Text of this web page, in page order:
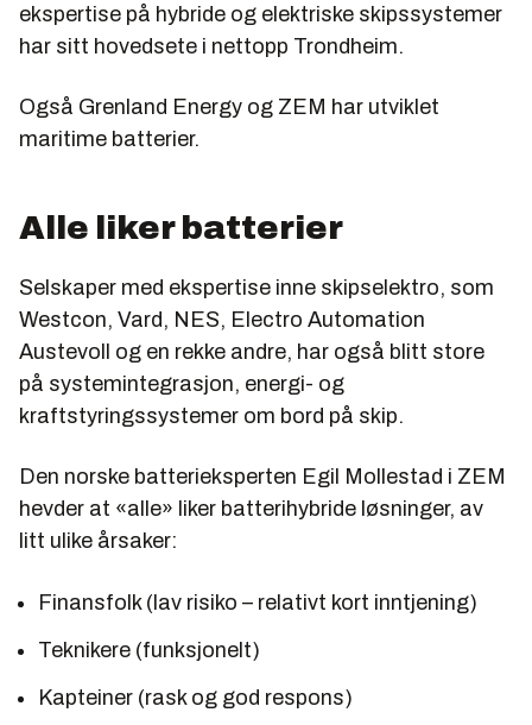
ekspertise på hybride og elektriske skipssystemer
har sitt hovedsete i nettopp Trondheim.
Også Grenland Energy og ZEM har utviklet
maritime batterier.
Alle liker batterier
Selskaper med ekspertise inne skipselektro, som
Westcon, Vard, NES, Electro Automation
Austevoll og en rekke andre, har også blitt store
på systemintegrasjon, energi- og
kraftstyringssystemer om bord på skip.
Den norske batterieksperten Egil Mollestad i ZEM
hevder at «alle» liker batterihybride løsninger, av
litt ulike årsaker:
Finansfolk (lav risiko – relativt kort inntjening)
Teknikere (funksjonelt)
Kapteiner (rask og god respons)